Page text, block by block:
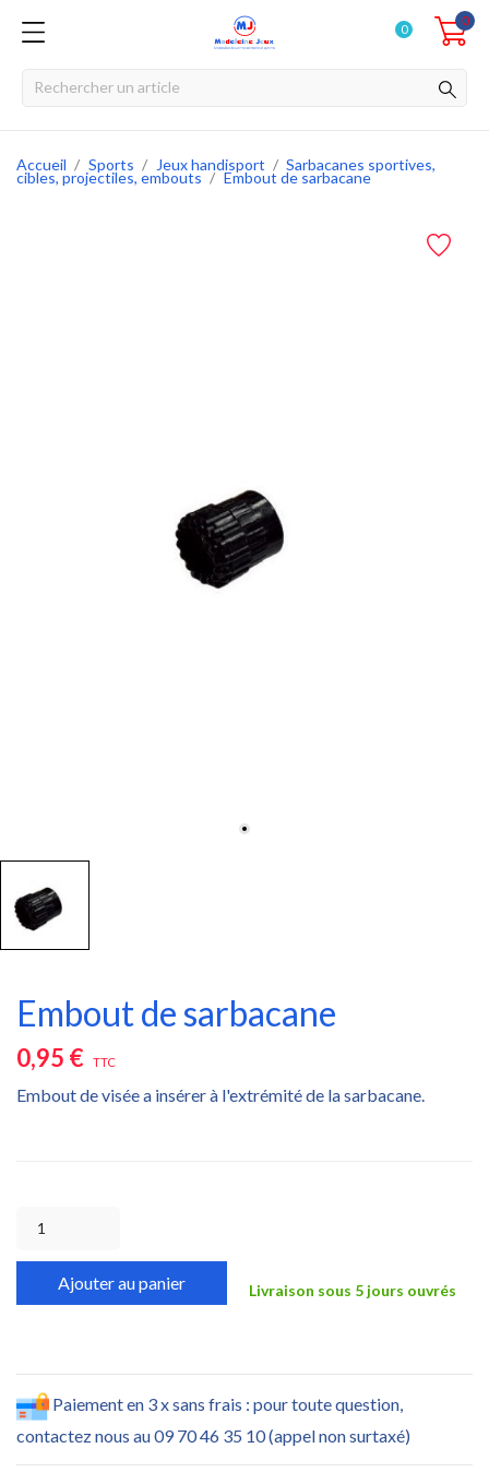
0
0
Accueil Sports Jeux handisport Sarbacanes sportives,
cibles, projectiles, embouts Embout de sarbacane
Embout de sarbacane
0,95 € TTC
Embout de visée a insérer à l'extrémité de la sarbacane.
Ajouter au panier Livraison sous 5 jours ouvrés
Paiement en 3 x sans frais : pour toute question,
contactez nous au 09 70 46 35 10 (appel non surtaxé)